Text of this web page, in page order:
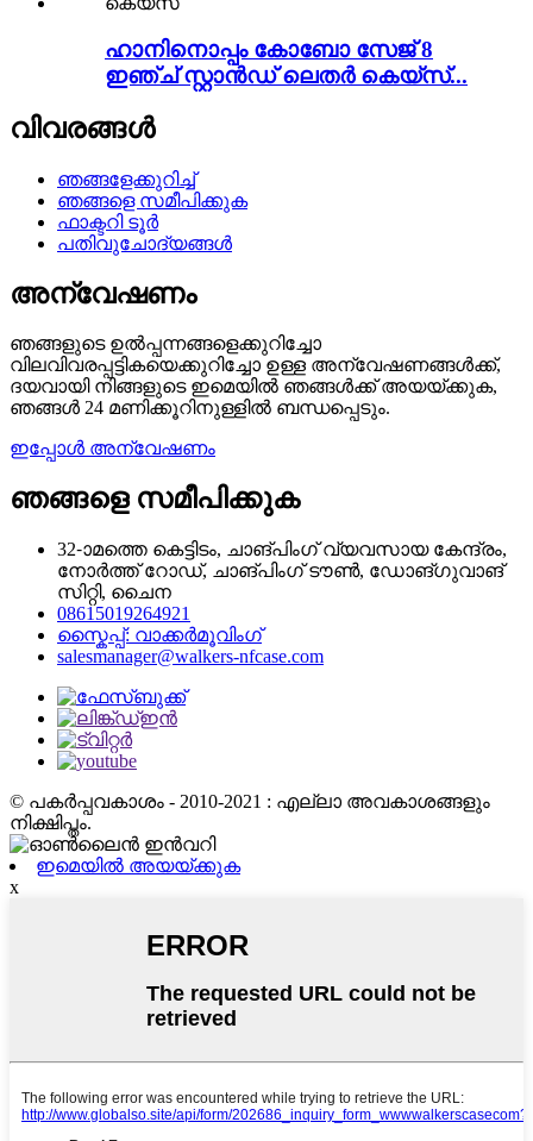
ഹാനിനൊപ്പം കോബോ സേജ് 8
ഇഞ്ച് സ്റ്റാൻഡ് ലെതർ കെയ്‌സ്...
വിവരങ്ങൾ
ഞങ്ങളേക്കുറിച്ച്
ഞങ്ങളെ സമീപിക്കുക
ഫാക്ടറി ടൂർ
പതിവുചോദ്യങ്ങൾ
അന്വേഷണം
ഞങ്ങളുടെ ഉൽപ്പന്നങ്ങളെക്കുറിച്ചോ
വിലവിവരപ്പട്ടികയെക്കുറിച്ചോ ഉള്ള അന്വേഷണങ്ങൾക്ക്,
ദയവായി നിങ്ങളുടെ ഇമെയിൽ ഞങ്ങൾക്ക് അയയ്ക്കുക,
ഞങ്ങൾ 24 മണിക്കൂറിനുള്ളിൽ ബന്ധപ്പെടും.
ഇപ്പോൾ അന്വേഷണം
ഞങ്ങളെ സമീപിക്കുക
32-ാമത്തെ കെട്ടിടം, ചാങ്‌പിംഗ് വ്യവസായ കേന്ദ്രം,
നോർത്ത് റോഡ്, ചാങ്‌പിംഗ് ടൗൺ, ഡോങ്‌ഗുവാങ്
സിറ്റി, ചൈന
08615019264921
സ്കൈപ്പ്: വാക്കർമൂവിംഗ്
salesmanager@walkers-nfcase.com
© പകർപ്പവകാശം - 2010-2021 : എല്ലാ അവകാശങ്ങളും
നിക്ഷിപ്തം.
ഇമെയിൽ അയയ്ക്കുക
x